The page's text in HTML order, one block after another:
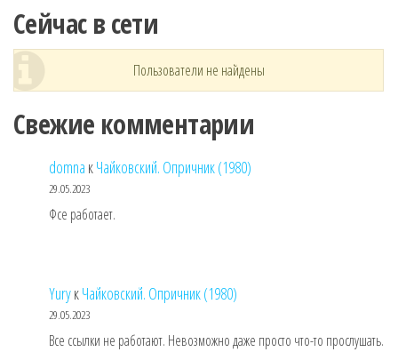
Сейчас в сети
Пользователи не найдены
Свежие комментарии
domna кЧайковский. Опричник (1980)
29.05.2023
Фсе работает.
YuryкЧайковский. Опричник (1980)
29.05.2023
Все ссылки не работают. Невозможно даже просто что-то прослушать.